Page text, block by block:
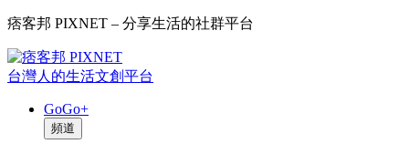
痞客邦 PIXNET – 分享生活的社群平台
台灣人的生活文創平台
GoGo+
頻道